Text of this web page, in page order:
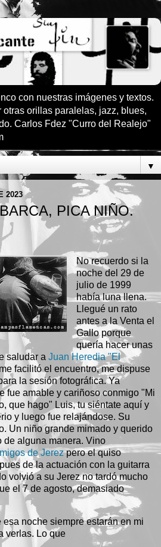
con nuestras imágenes y textos.
orillas paralelas, jazz, blues,
Carlos Fdez "Curro del Realejo"
▼
2023
PICA NIÑO.
No recuerdo si la
noche del 29 de
julio de 1999
había luna llena.
Llegué un rato
antes a la Venta el
Gallo porque
quería hacer unas
saludar a Juan Heredia "El
facilitó el encuentro, me dispuse
la sesión fotográfica. Ya
fue amable y cariñoso conmigo "Mi
que hago" Luis, tu siéntate aquí y
y luego fue relajándose. Su
Un niño grande mimado y querido
de alguna manera. Vino
de Jerezpero el quiso
de la actuación con la guitarra
volvió a su Jerez no tardó mucho
el 7 de agosto, demasiado
esa noche siempre estarán en mi
verlas. Lo que